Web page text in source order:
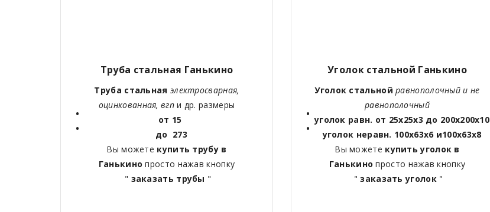
Труба стальная Ганькино
Труба стальная электросварная,
оцинкованная, вгпи др. размеры
от 15
до 273
Вы можете купить трубу в
Ганькинопросто нажав кнопку
" заказать трубы "
Уголок стальной Ганькино
Уголок стальной равнополочный и не
равнополочный
уголок равн. от 25х25х3 до 200х200х10
уголок неравн. 100х63х6 и100х63х8
Вы можете купить уголок в
Ганькинопросто нажав кнопку
" заказать уголок"